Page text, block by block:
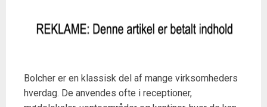
Bolcher er en klassisk del af mange virksomheders
hverdag. De anvendes ofte i receptioner,